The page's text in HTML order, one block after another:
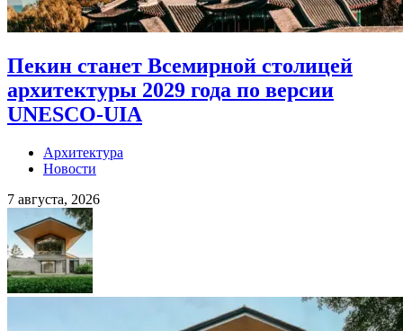
Пекин станет Всемирной столицей
архитектуры 2029 года по версии
UNESCO-UIA
Архитектура
Новости
7 августа, 2026